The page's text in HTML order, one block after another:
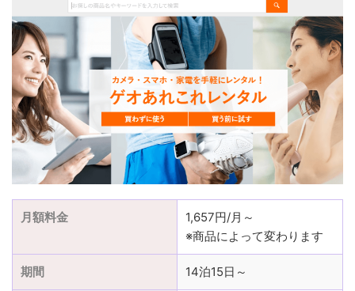
月額料金
1,657円/月～
※商品によって変わります
期間 14泊15日～